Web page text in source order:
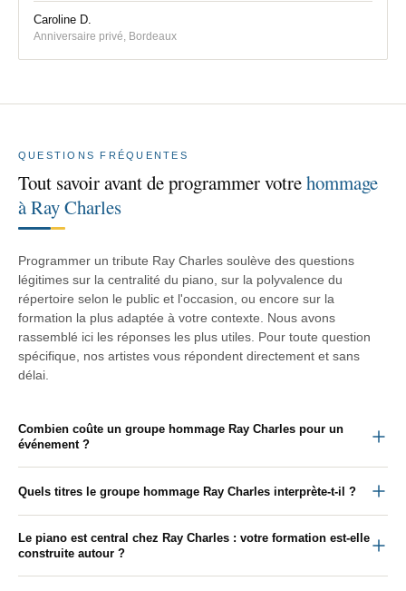
Caroline D.
Anniversaire privé, Bordeaux
QUESTIONS FRÉQUENTES
Tout savoir avant de programmer votrehommage
à Ray Charles
Programmer un tribute Ray Charles soulève des questions
légitimes sur la centralité du piano, sur la polyvalence du
répertoire selon le public et l'occasion, ou encore sur la
formation la plus adaptée à votre contexte. Nous avons
rassemblé ici les réponses les plus utiles. Pour toute question
spécifique, nos artistes vous répondent directement et sans
délai.
Combien coûte un groupe hommage Ray Charles pour un
événement ?
Quels titres le groupe hommage Ray Charles interprète-t-il ?
Le piano est central chez Ray Charles : votre formation est-elle
construite autour ?